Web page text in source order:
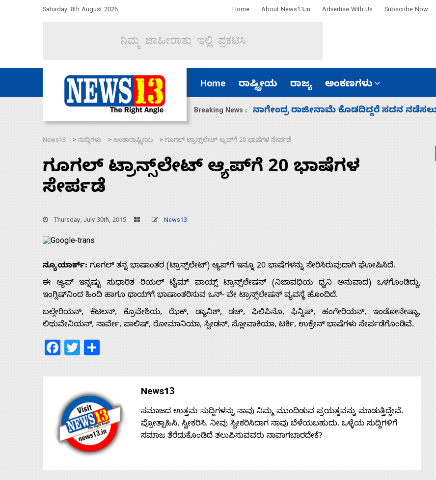
Saturday, 8th August 2026 Home About News13.in Advertise With Us Subscribe Now
Home ರಾಷ್ಟ್ರೀಯ ರಾಜ್ಯ ಅಂಕಣಗಳು
Breaking News :
ನಾಗೇಂದ್ರ ರಾಜೀನಾಮೆ ಕೊಡದಿದ್ದರೆ ಸದನ ನಡೆಸಲು ಬಿಡೆವು: ಛಲವಾದಿ ನಾರಾಯಣಸ್ವಾಮಿ
Home
News13 > ಸುದ್ದಿಗಳು > ಅಂತಾರಾಷ್ಟ್ರೀಯ > ಗೂಗಲ್ ಟ್ರಾನ್ಸ್‌ಲೇಟ್ ಆ್ಯಪ್‌ಗೆ 20 ಭಾಷೆಗಳ ಸೇರ್ಪಡೆ
ಗೂಗಲ್ ಟ್ರಾನ್ಸ್‌ಲೇಟ್ ಆ್ಯಪ್‌ಗೆ 20 ಭಾಷೆಗಳ
ಸೇರ್ಪಡೆ
Thursday, July 30th, 2015 News13
ನ್ಯೂಯಾರ್ಕ್: ಗೂಗಲ್ ತನ್ನ ಭಾಷಾಂತರ (ಟ್ರಾನ್ಸ್‌ಲೇಟ್) ಆ್ಯಪ್‌ಗೆ ಇನ್ನೂ 20 ಭಾಷೆಗಳನ್ನು ಸೇರಿಸಿರುವುದಾಗಿ ಘೋಷಿಸಿದೆ.
ಈ ಆ್ಯಪ್ ಇನ್ನಷ್ಟು ಸುಧಾರಿತ ರಿಯಲ್ ಟೈಮ್ ವಾಯ್ಸ್ ಟ್ರಾನ್ಸ್‌ಲೇಷನ್ (ನಿಜಾವಧಿಯ ಧ್ವನಿ ಅನುವಾದ) ಒಳಗೊಂಡಿದ್ದು,
ಇಂಗ್ಲಿಷ್‌ನಿಂದ ಹಿಂದಿ ಹಾಗೂ ಥಾಯ್‌ಗೆ ಭಾಷಾಂತರಿಸುವ ಒನ್- ವೇ ಟ್ರಾನ್ಸ್‌ಲೇಷನ್ ವ್ಯವಸ್ಥೆ ಹೊಂದಿದೆ.
ಬಲ್ಗೇರಿಯನ್, ಕೆಟಲನ್, ಕ್ರೊವೇಶಿಯ, ಝೆಕ್, ಡ್ಯಾನಿಶ್, ಡಚ್, ಫಿಲಿಪಿನೊ, ಫಿನ್ನಿಷ್, ಹಂಗೇರಿಯನ್, ಇಂಡೋನೇಷ್ಯಾ,
ಲಿಥುವೇನಿಯನ್, ನಾರ್ವೇ, ಪಾಲಿಷ್, ರೋಮಾನಿಯಾ, ಸ್ವೀಡನ್, ಸ್ಲೋವಾಕಿಯಾ, ಟರ್ಕಿ, ಉಕ್ರೇನ್ ಭಾಷೆಗಳು ಸೇರ್ಪಡೆಗೊಂಡಿವೆ.
Facebook
Twitter
News13
ಸಮಾಜದ ಉತ್ತಮ ಸುದ್ದಿಗಳನ್ನು ನಾವು ನಿಮ್ಮ ಮುಂದಿಡುವ ಪ್ರಯತ್ನವನ್ನು ಮಾಡುತ್ತಿದ್ದೇವೆ.
ಪ್ರೋತ್ಸಾಹಿಸಿ, ಸ್ವೀಕರಿಸಿ. ನೀವು ಸ್ವೀಕರಿಸಿದಾಗ ನಾವು ಬೆಳೆಯಬಹುದು. ಒಳ್ಳೆಯ ಸುದ್ದಿಗಳಿಗೆ
ಸಮಾಜ ತೆರೆದುಕೊಂಡಿದೆ ತಲುಪಿಸುವವರು ನಾವಾಗಬಾರದೇಕೆ?